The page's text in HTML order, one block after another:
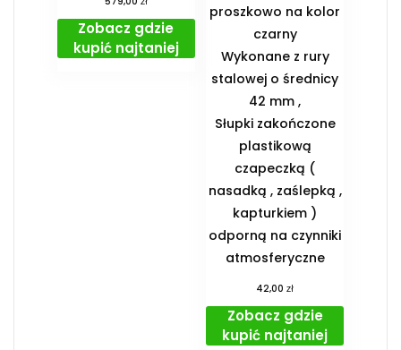
Zobacz gdzie
kupić najtaniej
proszkowo na kolor
czarny
Wykonane z rury
stalowej o średnicy
42 mm ,
Słupki zakończone
plastikową
czapeczką (
nasadką , zaślepką ,
kapturkiem )
odporną na czynniki
atmosferyczne
42,00zł
Zobacz gdzie
kupić najtaniej